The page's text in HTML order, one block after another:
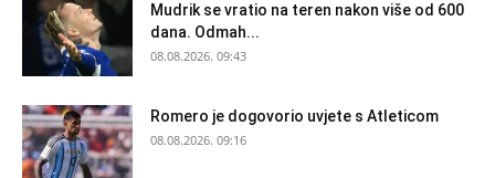
Mudrik se vratio na teren nakon više od 600
dana. Odmah...
08.08.2026. 09:43
Romero je dogovorio uvjete s Atleticom
08.08.2026. 09:16